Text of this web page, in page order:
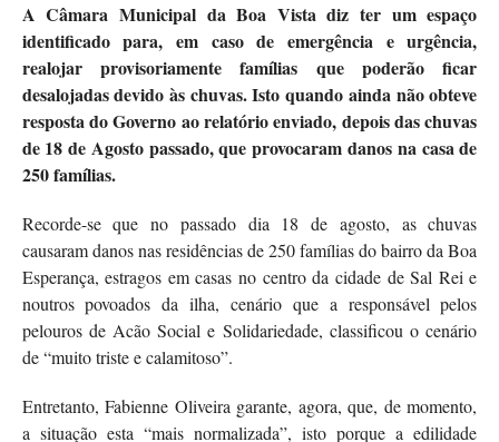
A Câmara Municipal da Boa Vista diz ter um espaço
identificado para, em caso de emergência e urgência,
realojar provisoriamente famílias que poderão ficar
desalojadas devido às chuvas. Isto quando ainda não obteve
resposta do Governo ao relatório enviado, depois das chuvas
de 18 de Agosto passado, que provocaram danos na casa de
250 famílias.
Recorde-se que no passado dia 18 de agosto, as chuvas
causaram danos nas residências de 250 famílias do bairro da Boa
Esperança, estragos em casas no centro da cidade de Sal Rei e
noutros povoados da ilha, cenário que a responsável pelos
pelouros de Acão Social e Solidariedade, classificou o cenário
de “muito triste e calamitoso”.
Entretanto, Fabienne Oliveira garante, agora, que, de momento,
a situação esta “mais normalizada”, isto porque a edilidade